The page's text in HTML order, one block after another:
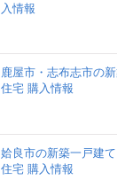
入情報
鹿屋市・志布志市の
住宅 購入情報
姶良市の新築一戸建
住宅 購入情報